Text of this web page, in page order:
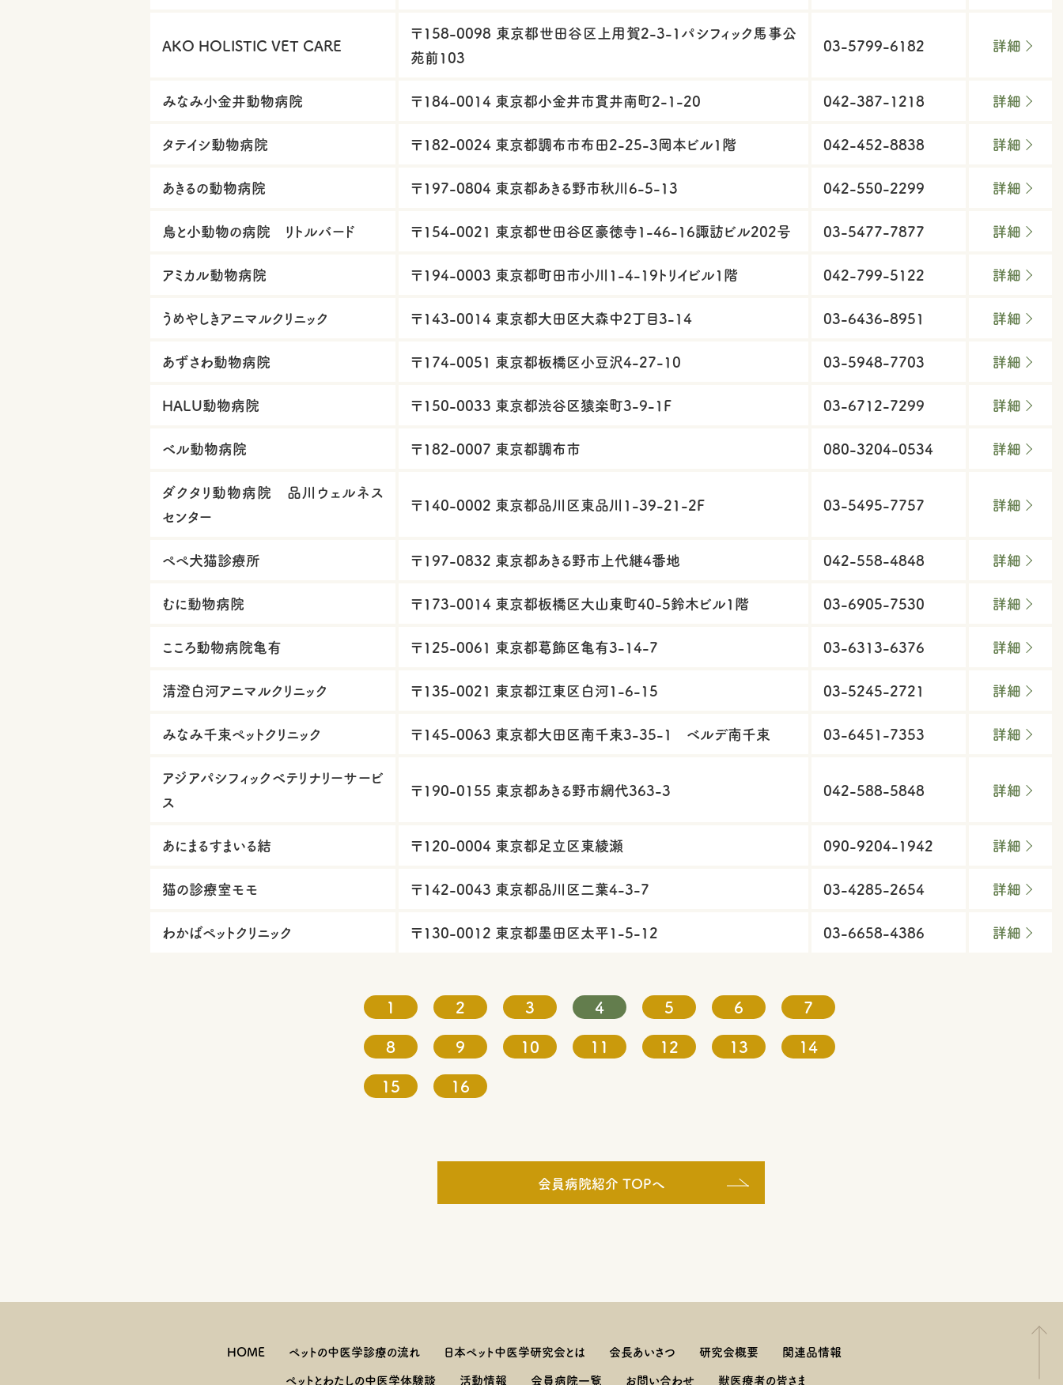
AKO HOLISTIC VET CARE
〒158-0098 東京都世田谷区上用賀2-3-1パシフィック馬事公
苑前103
03-5799-6182 詳細
みなみ小金井動物病院 〒184-0014 東京都小金井市貫井南町2-1-20 042-387-1218 詳細
タテイシ動物病院 〒182-0024 東京都調布市布田2-25-3岡本ビル1階 042-452-8838 詳細
あきるの動物病院 〒197-0804 東京都あきる野市秋川6-5-13 042-550-2299 詳細
鳥と小動物の病院 リトルバード 〒154-0021 東京都世田谷区豪徳寺1-46-16諏訪ビル202号 03-5477-7877 詳細
アミカル動物病院 〒194-0003 東京都町田市小川1-4-19トリイビル1階 042-799-5122 詳細
うめやしきアニマルクリニック 〒143-0014 東京都大田区大森中2丁目3-14 03-6436-8951 詳細
あずさわ動物病院 〒174-0051 東京都板橋区小豆沢4-27-10 03-5948-7703 詳細
HALU動物病院 〒150-0033 東京都渋谷区猿楽町3-9-1F 03-6712-7299 詳細
ベル動物病院 〒182-0007 東京都調布市 080-3204-0534 詳細
ダクタリ動物病院 品川ウェルネス
センター
〒140-0002 東京都品川区東品川1-39-21-2F 03-5495-7757 詳細
ペペ犬猫診療所 〒197-0832 東京都あきる野市上代継4番地 042-558-4848 詳細
むに動物病院 〒173-0014 東京都板橋区大山東町40-5鈴木ビル1階 03-6905-7530 詳細
こころ動物病院亀有 〒125-0061 東京都葛飾区亀有3-14-7 03-6313-6376 詳細
清澄白河アニマルクリニック 〒135-0021 東京都江東区白河1-6-15 03-5245-2721 詳細
みなみ千束ペットクリニック 〒145-0063 東京都大田区南千束3-35-1 ベルデ南千束 03-6451-7353 詳細
アジアパシフィックベテリナリーサービ
ス
〒190-0155 東京都あきる野市網代363-3 042-588-5848 詳細
あにまるすまいる結 〒120-0004 東京都足立区東綾瀬 090-9204-1942 詳細
猫の診療室モモ 〒142-0043 東京都品川区二葉4-3-7 03-4285-2654 詳細
わかばペットクリニック 〒130-0012 東京都墨田区太平1-5-12 03-6658-4386 詳細
1 2 3 4 5 6
7
8
9 10 11 12 13
14
15
16
会員病院紹介 TOPへ
HOME ペットの中医学診療の流れ 日本ペット中医学研究会とは 会長あいさつ 研究会概要
関連品情報
ペットとわたしの中医学体験談
活動情報 会員病院一覧 お問い合わせ 獣医療者の皆さま